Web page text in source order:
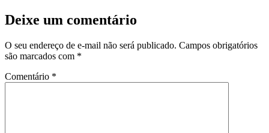
Deixe um comentário
O seu endereço de e-mail não será publicado. Campos obrigatórios
são marcados com *
Comentário *